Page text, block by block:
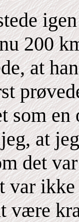
200
at
som en
at
det
var
være